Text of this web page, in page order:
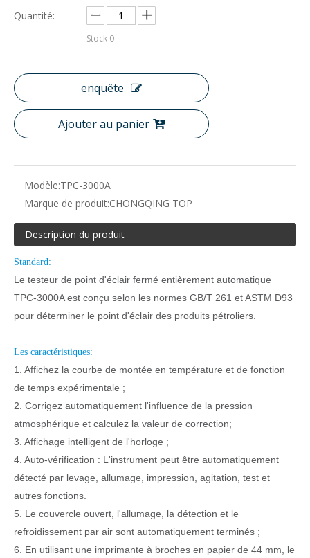
Quantité:
Stock 0
enquête
Ajouter au panier
Modèle:TPC-3000A
Marque de produit:CHONGQING TOP
Description du produit
Standard:
Le testeur de point d'éclair fermé entièrement automatique
TPC-3000A est conçu selon les normes GB/T 261 et ASTM D93
pour déterminer le point d'éclair des produits pétroliers.
Les caractéristiques:
1. Affichez la courbe de montée en température et de fonction
de temps expérimentale ;
2. Corrigez automatiquement l'influence de la pression
atmosphérique et calculez la valeur de correction;
3. Affichage intelligent de l'horloge ;
4. Auto-vérification : L'instrument peut être automatiquement
détecté par levage, allumage, impression, agitation, test et
autres fonctions.
5. Le couvercle ouvert, l'allumage, la détection et le
refroidissement par air sont automatiquement terminés ;
6. En utilisant une imprimante à broches en papier de 44 mm, le